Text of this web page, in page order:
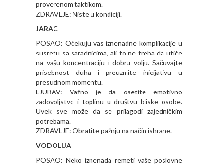
proverenom taktikom.
ZDRAVLJE: Niste u kondiciji.
JARAC
POSAO: Očekuju vas iznenadne komplikacije u
susretu sa saradnicima, ali to ne treba da utiče
na vašu koncentraciju i dobru volju. Sačuvajte
prisebnost duha i preuzmite inicijativu u
presudnom momentu.
LJUBAV: Važno je da osetite emotivno
zadovoljstvo i toplinu u društvu bliske osobe.
Uvek sve može da se prilagodi zajedničkim
potrebama.
ZDRAVLJE: Obratite pažnju na način ishrane.
VODOLIJA
POSAO: Neko iznenada remeti vaše poslovne